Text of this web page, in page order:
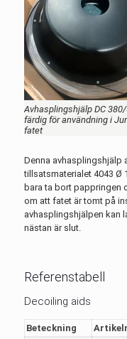
Avhasplingshjälp DC
färdig för användning i
fatet
Denna avhasplingshjälp
tillsatsmaterialet 4043 Ø
bara ta bort pappringen
om att fatet är tomt på
avhasplingshjälpen kan
nästan är slut.
Referenstabell
Decoiling aids
Beteckning